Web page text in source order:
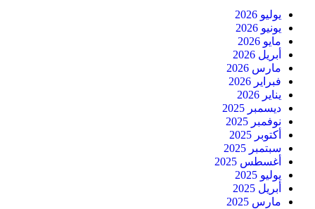
يوليو 2026
يونيو 2026
مايو 2026
أبريل 2026
مارس 2026
فبراير 2026
يناير 2026
ديسمبر 2025
نوفمبر 2025
أكتوبر 2025
سبتمبر 2025
أغسطس 2025
يوليو 2025
أبريل 2025
مارس 2025